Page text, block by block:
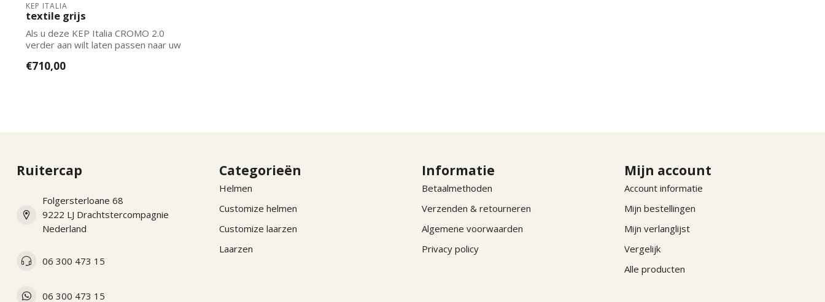
KEP ITALIA
textile grijs
Als u deze KEP Italia CROMO 2.0
verder aan wilt laten passen naar uw
€710,00
Ruitercap
Folgersterloane 68
9222 LJ Drachtstercompagnie
Nederland
06 300 473 15
06 300 473 15
Categorieën
Helmen
Customize helmen
Customize laarzen
Laarzen
Informatie
Betaalmethoden
Verzenden & retourneren
Algemene voorwaarden
Privacy policy
Mijn account
Account informatie
Mijn bestellingen
Mijn verlanglijst
Vergelijk
Alle producten